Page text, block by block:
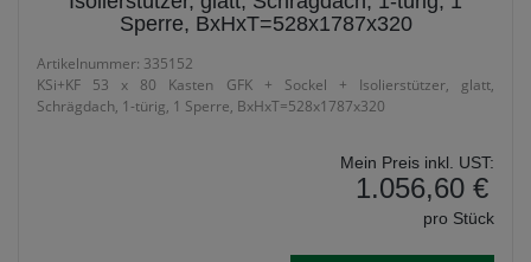
Sperre, BxHxT=528x1787x320
Artikelnummer: 335152
KSi+KF 53 x 80 Kasten GFK + Sockel + Isolierstützer, glatt,
Schrägdach, 1-türig, 1 Sperre, BxHxT=528x1787x320
Mein Preis inkl. UST:
1.056,60 €
pro Stück